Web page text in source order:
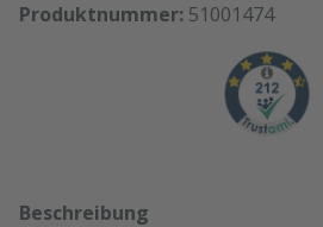
Produktnummer: 51001474
Beschreibung